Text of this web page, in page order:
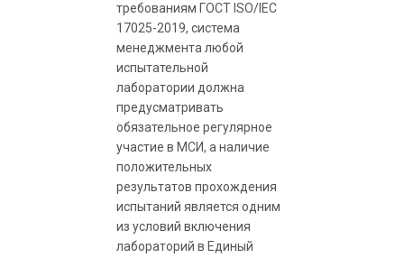
требованиям ГОСТ ISO/IEC
17025-2019, система
менеджмента любой
испытательной
лаборатории должна
предусматривать
обязательное регулярное
участие в МСИ, а наличие
положительных
результатов прохождения
испытаний является одним
из условий включения
лабораторий в Единый